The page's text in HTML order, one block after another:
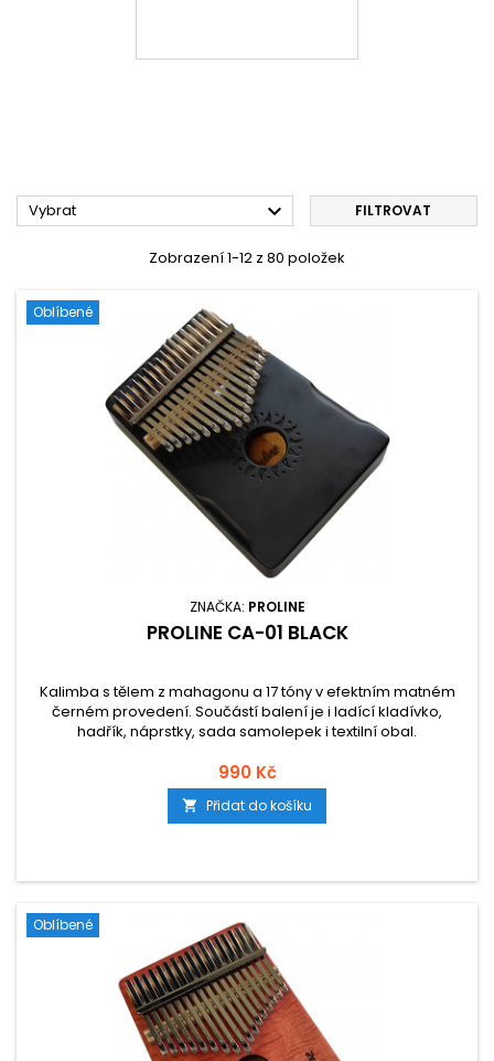
Vybrat  FILTROVAT
Zobrazení 1-12 z 80 položek
Oblíbené
ZNAČKA: PROLINE
PROLINE CA-01 BLACK
Kalimba s tělem z mahagonu a 17 tóny v efektním matném
černém provedení. Součástí balení je i ladící kladívko,
hadřík, náprstky, sada samolepek i textilní obal.
990 Kč
 Přidat do košíku
Oblíbené